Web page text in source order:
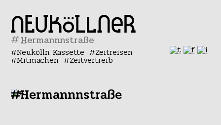
#
Neukölln Kassette Zeitreisen
Mitmachen Zeitvertreib
#Hermannnstraße